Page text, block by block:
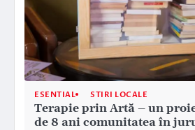
ESENTIAL STIRI LOCALE
Terapie prin Artă – un
de 8 ani comunitatea în